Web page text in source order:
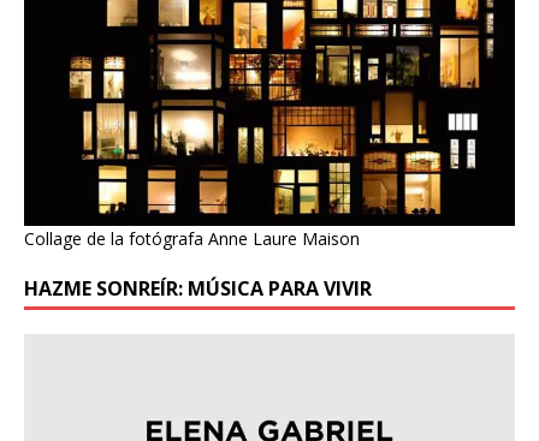
Collage de la fotógrafa Anne Laure Maison
HAZME SONREÍR: MÚSICA PARA VIVIR